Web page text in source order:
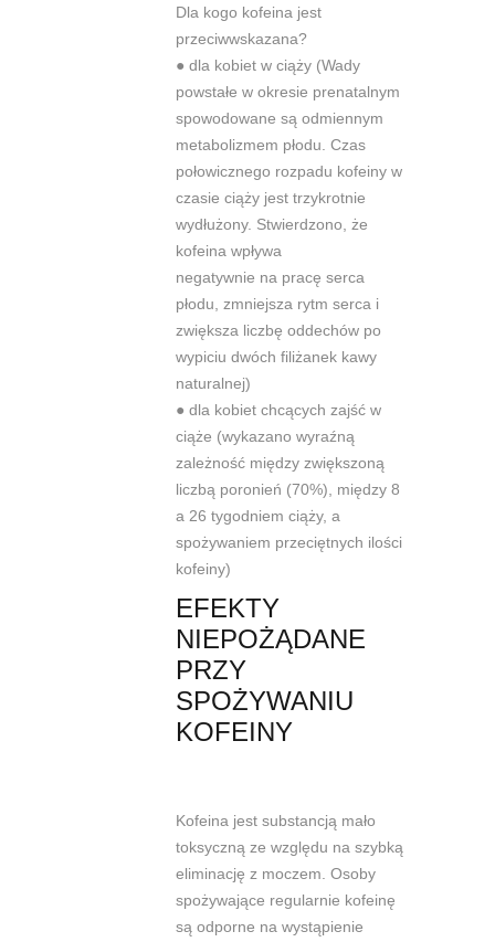
Dla kogo kofeina jest
przeciwwskazana?
● dla kobiet w ciąży (Wady
powstałe w okresie prenatalnym
spowodowane są odmiennym
metabolizmem płodu. Czas
połowicznego rozpadu kofeiny w
czasie ciąży jest trzykrotnie
wydłużony. Stwierdzono, że
kofeina wpływa
negatywnie na pracę serca
płodu, zmniejsza rytm serca i
zwiększa liczbę oddechów po
wypiciu dwóch filiżanek kawy
naturalnej)
● dla kobiet chcących zajść w
ciąże (wykazano wyraźną
zależność między zwiększoną
liczbą poronień (70%), między 8
a 26 tygodniem ciąży, a
spożywaniem przeciętnych ilości
kofeiny)
EFEKTY
NIEPOŻĄDANE
PRZY
SPOŻYWANIU
KOFEINY
Kofeina jest substancją mało
toksyczną ze względu na szybką
eliminację z moczem. Osoby
spożywające regularnie kofeinę
są odporne na wystąpienie